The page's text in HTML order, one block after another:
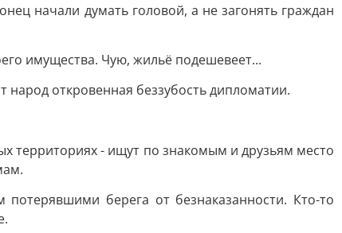
начали думать головой, а не загонять граждан
имущества. Чую, жильё подешевеет...
откровенная беззубость дипломатии.
территориях - ищут по знакомым и друзьям место
берега от безнаказанности. Кто-то